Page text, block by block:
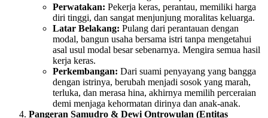
Perwatakan: Pekerja keras, perantau, memiliki harga
diri tinggi, dan sangat menjunjung moralitas keluarga.
Latar Belakang: Pulang dari perantauan dengan
modal, bangun usaha bersama istri tanpa mengetahui
asal usul modal besar sebenarnya. Mengira semua hasil
kerja keras.
Perkembangan: Dari suami penyayang yang bangga
dengan istrinya, berubah menjadi sosok yang marah,
terluka, dan merasa hina, akhirnya memilih perceraian
demi menjaga kehormatan dirinya dan anak-anak.
Pangeran Samudro & Dewi Ontrowulan (Entitas